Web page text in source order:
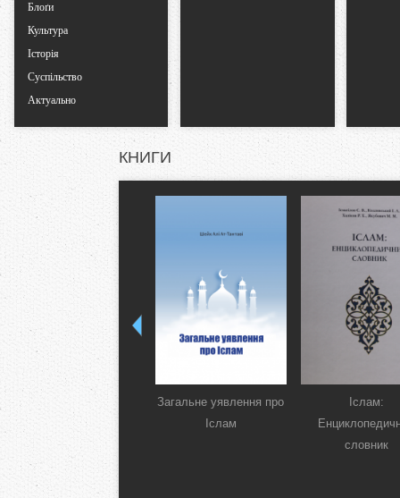
Блоґи
Культура
Історія
Суспільство
Актуально
КНИГИ
Загальне уявлення про
Іслам
Іслам:
словник